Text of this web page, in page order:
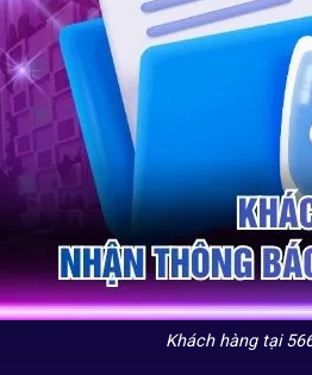
Khách hàng tại